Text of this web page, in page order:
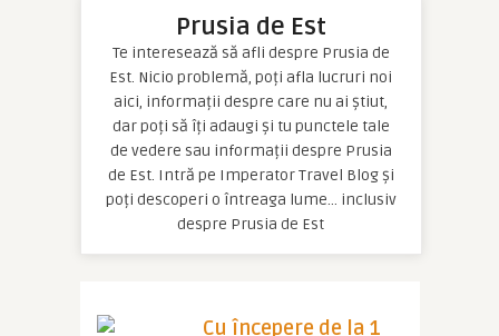
Prusia de Est
Te interesează să afli despre Prusia de
Est. Nicio problemă, poți afla lucruri noi
aici, informații despre care nu ai știut,
dar poți să îți adaugi și tu punctele tale
de vedere sau informații despre Prusia
de Est. Intră pe Imperator Travel Blog și
poți descoperi o întreaga lume… inclusiv
despre Prusia de Est
Cu începere de la 1